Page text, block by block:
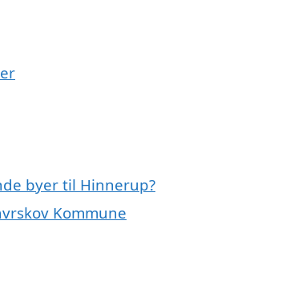
byer til Hinnerup?
Kommune